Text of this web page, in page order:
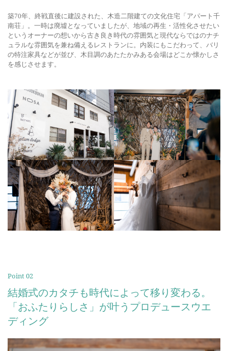
築70年、終戦直後に建設された、木造二階建ての文化住宅「アパート千
南荘」。一時は廃墟となっていましたが、地域の再生・活性化させたい
というオーナーの想いから古き良き時代の雰囲気と現代ならではのナチ
ュラルな雰囲気を兼ね備えるレストランに。内装にもこだわって、バリ
の特注家具などが並び、木目調のあたたかみある会場はどこか懐かしさ
を感じさせます。
Point 02
結婚式のカタチも時代によって移り変わる。
「おふたりらしさ」が叶うプロデュースウエ
ディング